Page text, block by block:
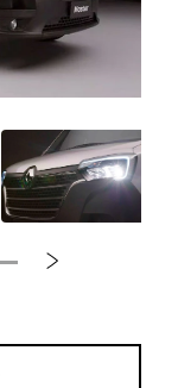
Próximo